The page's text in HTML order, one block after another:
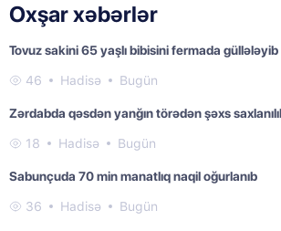
Oxşar xəbərlər
Tovuz sakini 65 yaşlı bibisini fermada güllələyib
46 Hadisə Bugün
Zərdabda qəsdən yanğın törədən şəxs
18 Hadisə Bugün
Sabunçuda 70 min manatlıq naqil oğurlanıb
36 Hadisə Bugün